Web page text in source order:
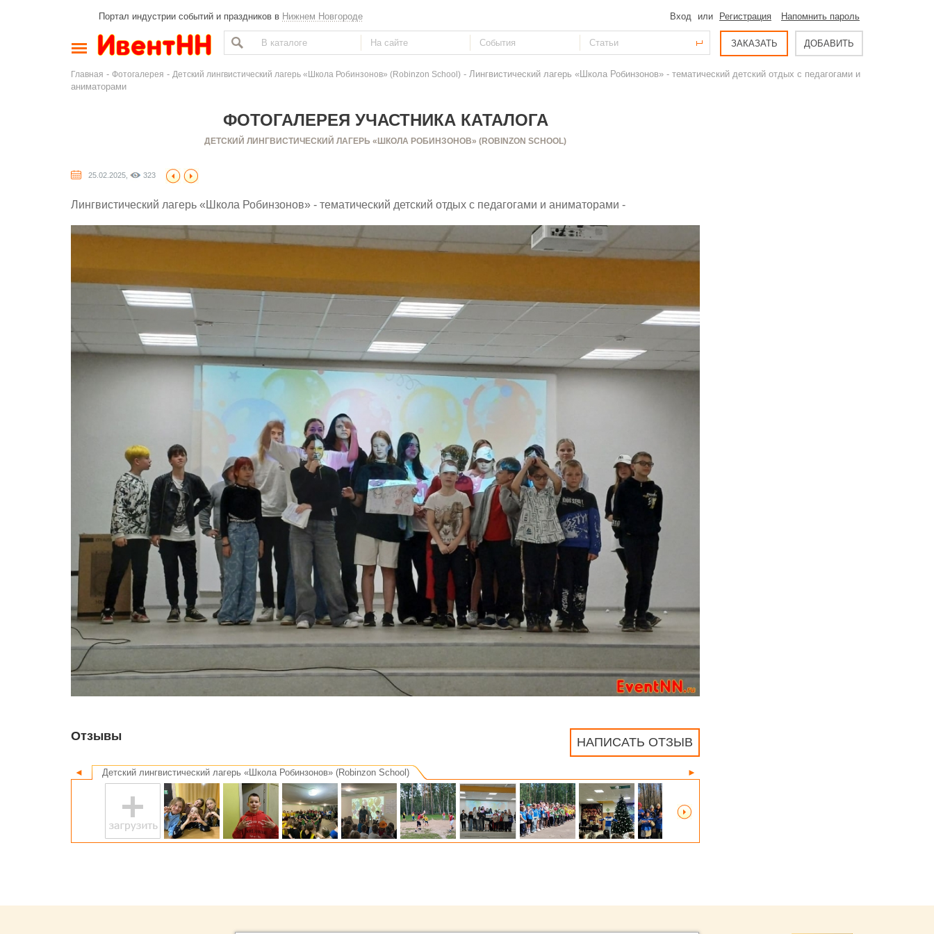
Портал индустрии событий и праздников в Нижнем Новгороде Вход или Регистрация Напомнить пароль
ЗАКАЗАТЬ ДОБАВИТЬ
Главная - Фотогалерея - Детский лингвистический лагерь «Школа Робинзонов» (Robinzon School) - Лингвистический лагерь «Школа Робинзонов» - тематический детский отдых с педагогами и
аниматорами
ФОТОГАЛЕРЕЯ УЧАСТНИКА КАТАЛОГА
ДЕТСКИЙ ЛИНГВИСТИЧЕСКИЙ ЛАГЕРЬ «ШКОЛА РОБИНЗОНОВ» (ROBINZON SCHOOL)
25.02.2025, 323
Лингвистический лагерь «Школа Робинзонов» - тематический детский отдых с педагогами и аниматорами -
НАПИСАТЬ ОТЗЫВ
Отзывы
◄ ►
Детский лингвистический лагерь «Школа Робинзонов» (Robinzon School)